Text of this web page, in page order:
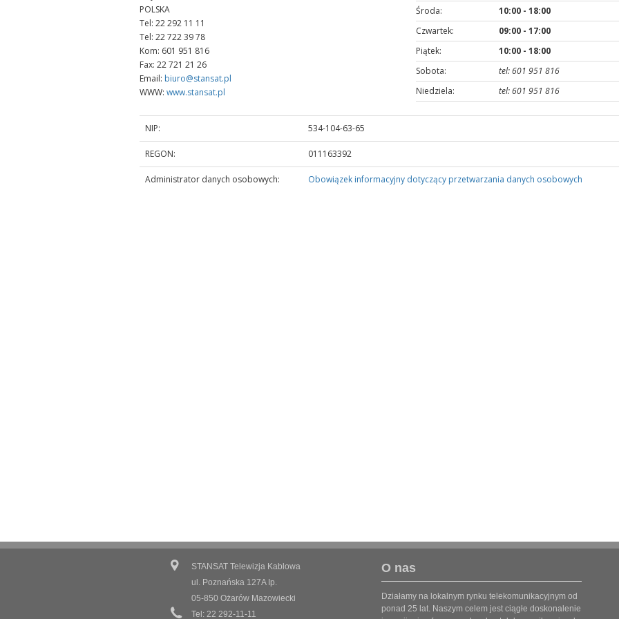
POLSKA
Tel: 22 292 11 11
Tel: 22 722 39 78
Kom: 601 951 816
Fax: 22 721 21 26
Email: biuro@stansat.pl
WWW: www.stansat.pl
Środa:
10:00 - 18:00
Czwartek:
09:00 - 17:00
Piątek:
10:00 - 18:00
Sobota:
tel: 601 951 816
Niedziela:
tel: 601 951 816
NIP: 534-104-63-65
REGON: 011163392
Administrator danych osobowych: Obowiązek informacyjny dotyczący przetwarzania danych osobowych
STANSAT Telewizja Kablowa
ul. Poznańska 127A Ip.
05-850 Ożarów Mazowiecki
Tel: 22 292-11-11
O nas
Działamy na lokalnym rynku telekomunikacyjnym od
ponad 25 lat. Naszym celem jest ciągłe doskonalenie